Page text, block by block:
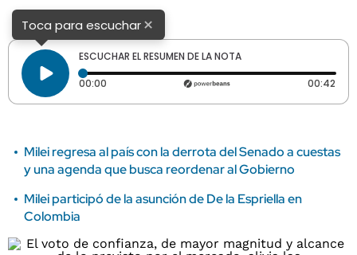
Toca para escuchar×
ESCUCHAR EL RESUMEN DE LA NOTA
00:00 Tiempo transcurrido: 0 segundos 00:42
Milei regresa al país con la derrota del Senado a cuestas
y una agenda que busca reordenar al Gobierno
Milei participó de la asunción de De la Espriella en
Colombia